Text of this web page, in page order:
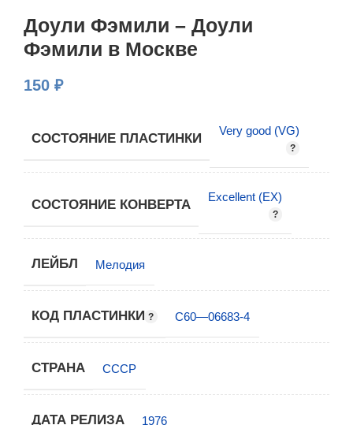
Доули Фэмили – Доули
Фэмили в Москве
150 ₽
СОСТОЯНИЕ ПЛАСТИНКИ
Very good (VG)
СОСТОЯНИЕ КОНВЕРТА
Excellent (EX)
ЛЕЙБЛ Мелодия
КОД ПЛАСТИНКИ С60—06683-4
СТРАНА СССР
ДАТА РЕЛИЗА 1976